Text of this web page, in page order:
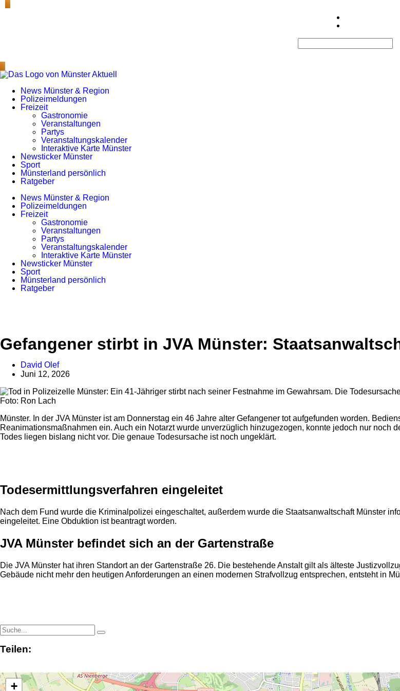
News Münster & Region
Polizeimeldungen
Freizeit
Gastronomie
Veranstaltungen
Partys
Veranstaltungskalender
Interaktive Karte Münster
Newsticker Münster
Sport
Münsterland persönlich
Ratgeber
News Münster & Region
Polizeimeldungen
Freizeit
Gastronomie
Veranstaltungen
Partys
Veranstaltungskalender
Interaktive Karte Münster
Newsticker Münster
Sport
Münsterland persönlich
Ratgeber
Gefangener stirbt in JVA Münster:
David Olef
Juni 12, 2026
Foto: Ron Lach
Münster. In der JVA Münster ist am Donnerstag ein 46 Jahre alter Gefangener tot aufgefunden worden.
Reanimationsmaßnahmen ein. Auch ein Notarzt wurde unverzüglich hinzugezogen, konnte jedoch nur noch
Todes liegen bislang nicht vor. Die genaue Todesursache ist noch ungeklärt.
Todesermittlungsverfahren eingeleitet
Nach dem Fund wurde die Kriminalpolizei eingeschaltet, außerdem wurde die Staatsanwaltschaft Münster
eingeleitet. Eine Obduktion ist beantragt worden.
JVA Münster befindet sich an der Gartenstraße
Die JVA Münster hat ihren Standort an der Gartenstraße 26. Die bestehende Anstalt gilt als älteste
Gebäude nicht mehr den heutigen Anforderungen an einen modernen Strafvollzug entsprechen, entsteht in
Teilen:
+